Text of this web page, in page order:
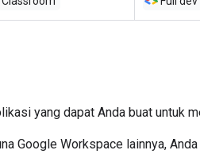
yang dapat Anda buat untuk
Google Workspace lainnya,